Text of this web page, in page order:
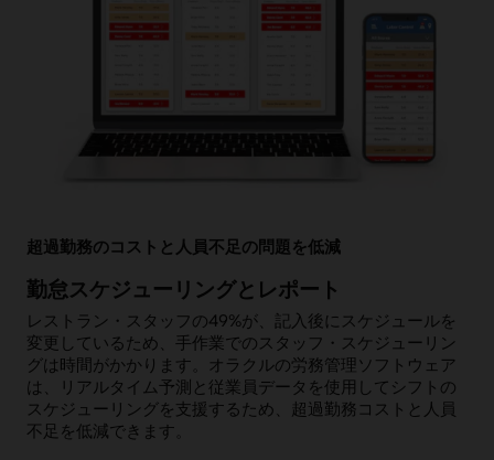
超過勤務のコストと人員不足の問題を低減
勤怠スケジューリングとレポート
レストラン・スタッフの49%が、記入後にスケジュールを
変更しているため、手作業でのスタッフ・スケジューリン
グは時間がかかります。オラクルの労務管理ソフトウェア
は、リアルタイム予測と従業員データを使用してシフトの
スケジューリングを支援するため、超過勤務コストと人員
不足を低減できます。